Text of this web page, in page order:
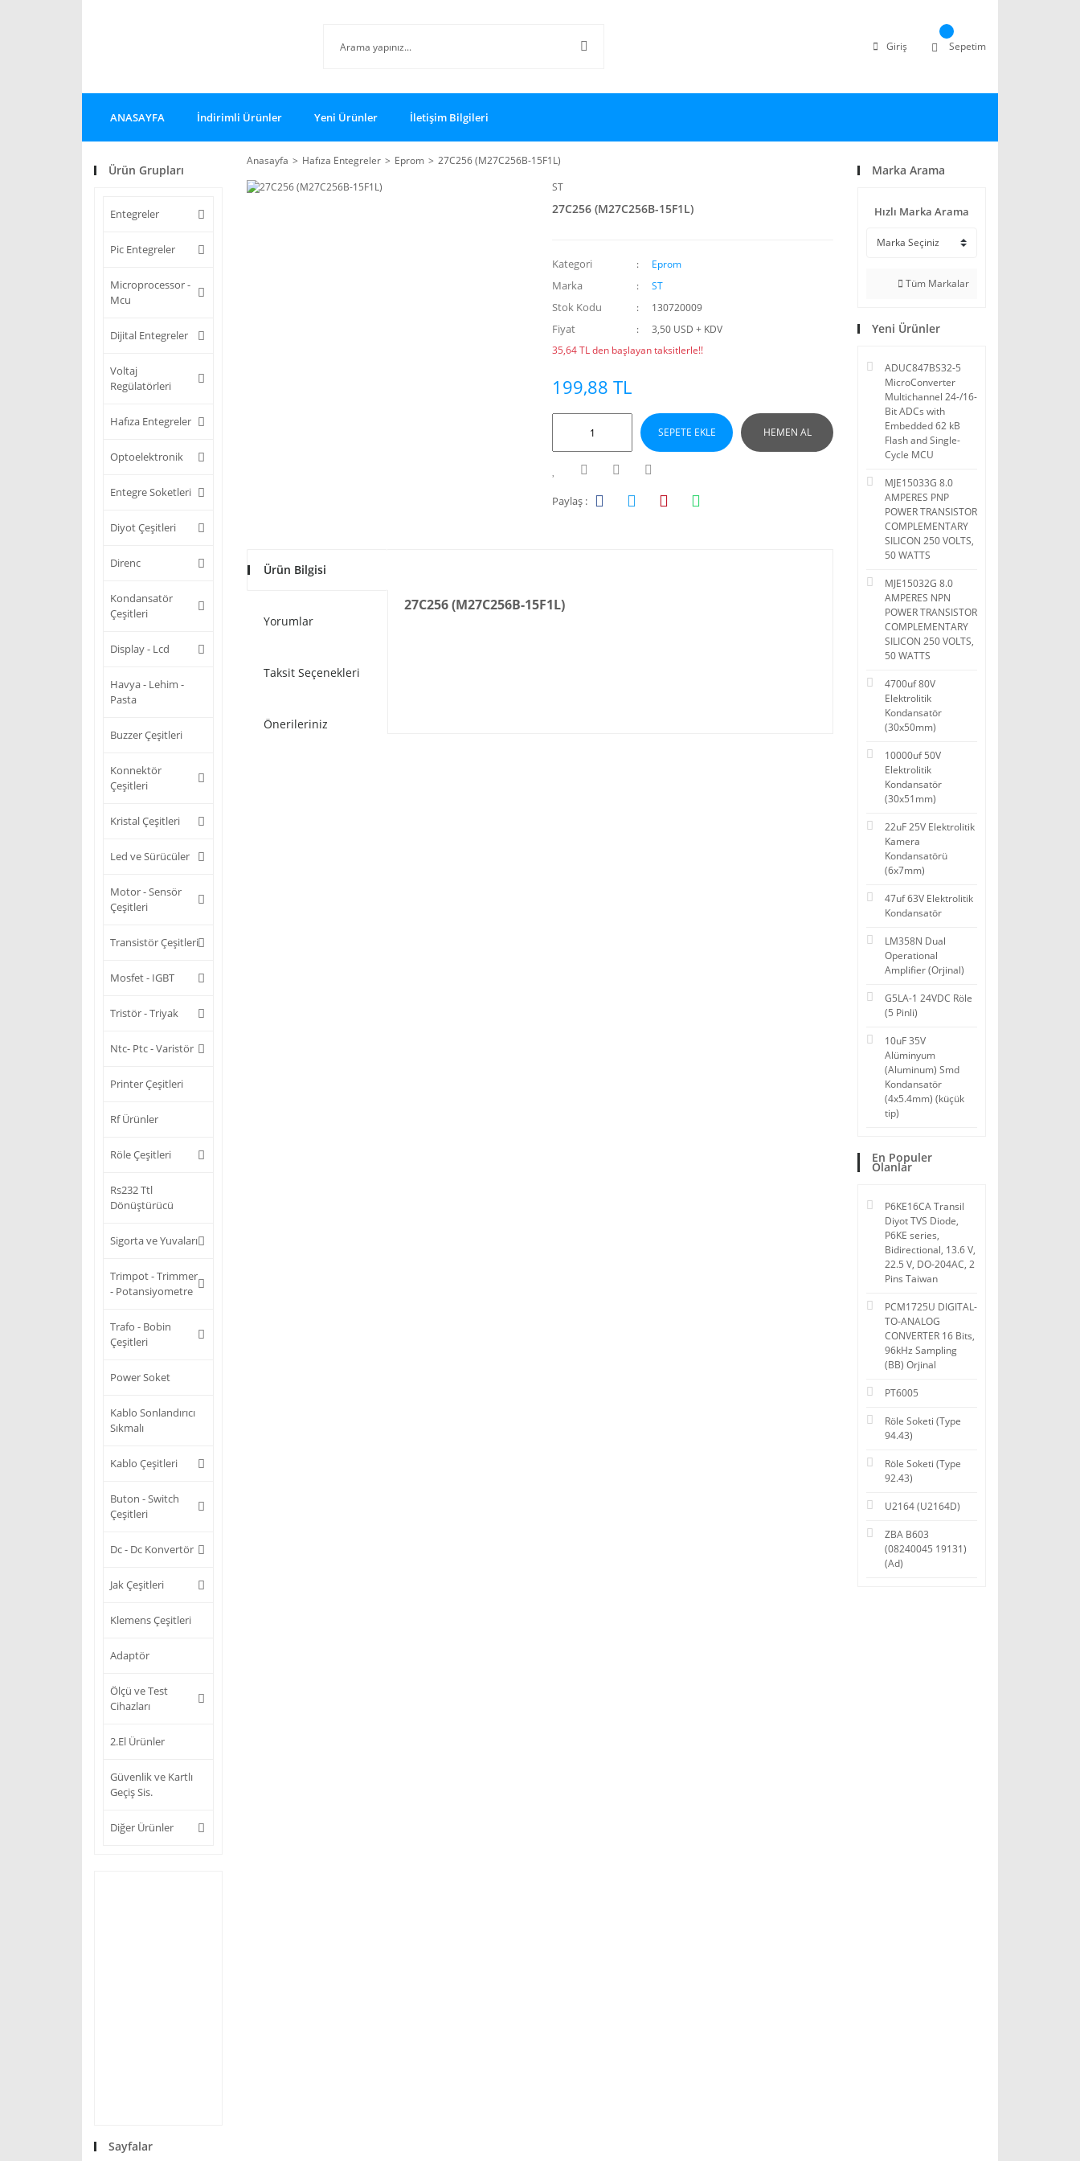
Giriş Sepetim
ANASAYFA İndirimli Ürünler Yeni Ürünler İletişim Bilgileri
Ürün Grupları
Entegreler
Pic Entegreler
Microprocessor -
Mcu
Dijital Entegreler
Voltaj
Regülatörleri
Hafıza Entegreler
Optoelektronik
Entegre Soketleri
Diyot Çeşitleri
Direnc
Kondansatör
Çeşitleri
Display - Lcd
Havya - Lehim -
Pasta
Buzzer Çeşitleri
Konnektör
Çeşitleri
Kristal Çeşitleri
Led ve Sürücüler
Motor - Sensör
Çeşitleri
Transistör Çeşitleri
Mosfet - IGBT
Tristör - Triyak
Ntc- Ptc - Varistör
Printer Çeşitleri
Rf Ürünler
Röle Çeşitleri
Rs232 Ttl
Dönüştürücü
Sigorta ve Yuvaları
Trimpot - Trimmer
- Potansiyometre
Trafo - Bobin
Çeşitleri
Power Soket
Kablo Sonlandırıcı
Sıkmalı
Kablo Çeşitleri
Buton - Switch
Çeşitleri
Dc - Dc Konvertör
Jak Çeşitleri
Klemens Çeşitleri
Adaptör
Ölçü ve Test
Cihazları
2.El Ürünler
Güvenlik ve Kartlı
Geçiş Sis.
Diğer Ürünler
Sayfalar
Anasayfa Hafıza Entegreler Eprom
27C256 (M27C256B-15F1L)
ST
27C256 (M27C256B-15F1L)
Kategori Eprom
Marka ST
Stok Kodu 130720009
Fiyat
3,50 USD + KDV
35,64 TL den başlayan taksitlerle!!
199,88 TL
SEPETE EKLE HEMEN AL
Paylaş :
Ürün Bilgisi
Yorumlar
Taksit Seçenekleri
Önerileriniz
27C256 (M27C256B-15F1L)
Marka Arama
Hızlı Marka Arama
Tüm Markalar
Yeni Ürünler
ADUC847BS32-5
MicroConverter
Multichannel 24-/16-
Bit ADCs with
Embedded 62 kB
Flash and Single-
Cycle MCU
MJE15033G 8.0
AMPERES PNP
POWER TRANSISTOR
COMPLEMENTARY
SILICON 250 VOLTS,
50 WATTS
MJE15032G 8.0
AMPERES NPN
POWER TRANSISTOR
COMPLEMENTARY
SILICON 250 VOLTS,
50 WATTS
4700uf 80V
Elektrolitik
Kondansatör
(30x50mm)
10000uf 50V
Elektrolitik
Kondansatör
(30x51mm)
22uF 25V Elektrolitik
Kamera
Kondansatörü
(6x7mm)
47uf 63V Elektrolitik
Kondansatör
LM358N Dual
Operational
Amplifier (Orjinal)
G5LA-1 24VDC Röle
(5 Pinli)
10uF 35V
Alüminyum
(Aluminum) Smd
Kondansatör
(4x5.4mm) (küçük
tip)
En Populer
Olanlar
P6KE16CA Transil
Diyot TVS Diode,
P6KE series,
Bidirectional, 13.6 V,
22.5 V, DO-204AC, 2
Pins Taiwan
PCM1725U DIGITAL-
TO-ANALOG
CONVERTER 16 Bits,
96kHz Sampling
(BB) Orjinal
PT6005
Röle Soketi (Type
94.43)
Röle Soketi (Type
92.43)
U2164 (U2164D)
ZBA B603
(08240045 19131)
(Ad)